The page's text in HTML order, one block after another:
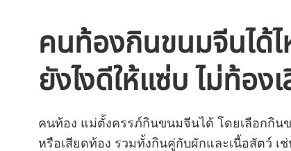
คนท้องกินขนมจีนได้
ยังไงดีให้แซ่บ ไม่ท้อง
คนท้อง แม่ตั้งครรภ์กินขนมจีนได้ โดยเลือกกิน
หรือเสียดท้อง รวมทั้งกินคู่กับผักและเนื้อสัตว์ เ